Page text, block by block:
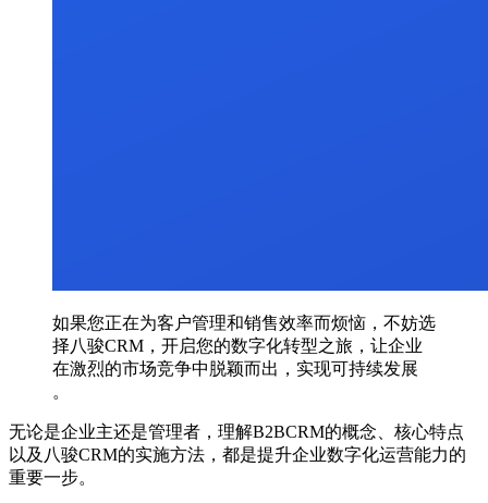
如果您正在为客户管理和销售效率而烦恼，不妨选
择八骏CRM，开启您的数字化转型之旅，让企业
在激烈的市场竞争中脱颖而出，实现可持续发展
。
无论是企业主还是管理者，理解B2BCRM的概念、核心特点
以及八骏CRM的实施方法，都是提升企业数字化运营能力的
重要一步。